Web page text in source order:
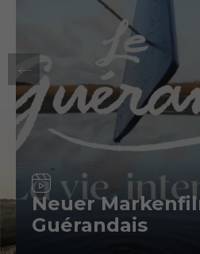
Video
Neuer
Guérandais